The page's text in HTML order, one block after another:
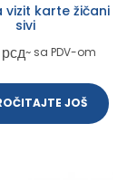
vizit karte žičani
sivi
рсд~ sa PDV-om
JOŠ